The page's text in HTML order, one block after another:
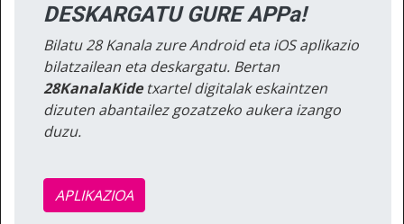
DESKARGATU GURE APPa!
Bilatu 28 Kanala zure Android eta iOS aplikazio
bilatzailean eta deskargatu. Bertan
28KanalaKidetxartel digitalak eskaintzen
dizuten abantailez gozatzeko aukera izango
duzu.
APLIKAZIOA